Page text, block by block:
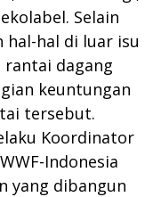
Selain
hal di luar isu
rantai dagang
keuntungan
tersebut.
Koordinator
Indonesia
yang dibangun